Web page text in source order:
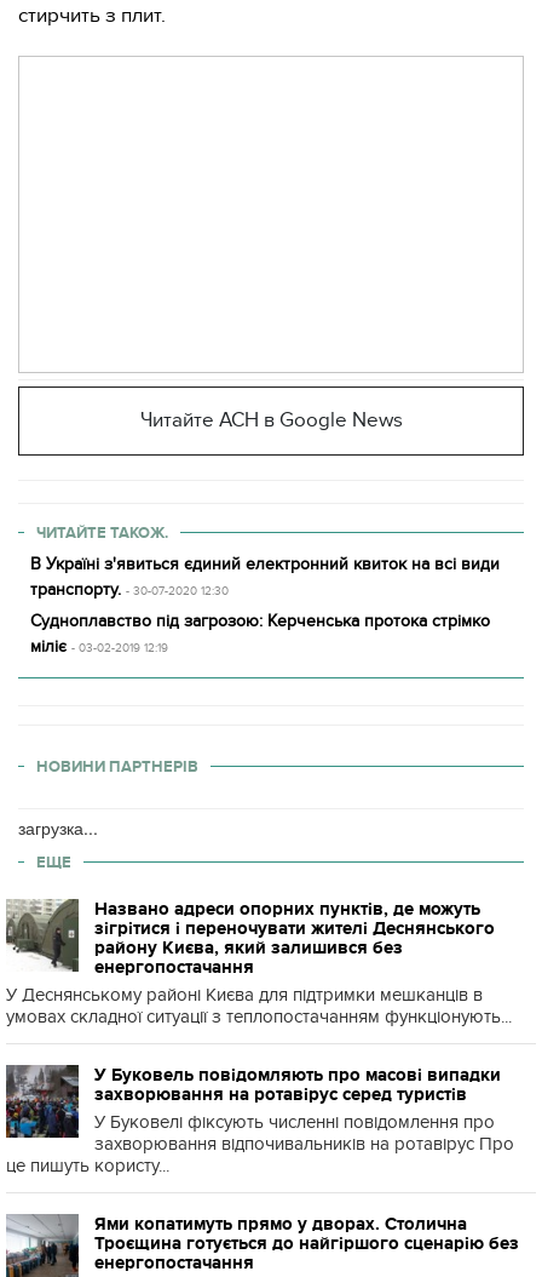
стирчить з плит.
Читайте АСН в Google News
ЧИТАЙТЕ ТАКОЖ.
В Україні з'явиться єдиний електронний квиток на всі види
транспорту. - 30-07-2020 12:30
Судноплавство під загрозою: Керченська протока стрімко
міліє - 03-02-2019 12:19
НОВИНИ ПАРТНЕРІВ
загрузка...
ЕЩЕ
Названо адреси опорних пунктів, де можуть
зігрітися і переночувати жителі Деснянського
району Києва, який залишився без
енергопостачання
У Деснянському районі Києва для підтримки мешканців в
умовах складної ситуації з теплопостачанням функціонують...
У Буковель повідомляють про масові випадки
захворювання на ротавірус серед туристів
У Буковелі фіксують численні повідомлення про
захворювання відпочивальників на ротавірус Про
це пишуть користу...
Ями копатимуть прямо у дворах. Столична
Троєщина готується до найгіршого сценарію без
енергопостачання